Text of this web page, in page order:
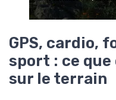
GPS, cardio,
sport : ce que
sur le terrain